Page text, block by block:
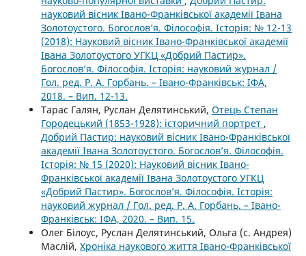
науковий вісник Івано-Франківської академії Івана
Золотоустого. Богослов’я. Філософія. Історія: № 12-13
(2018): Науковий вісник Івано-Франківської академії
Івана Золотоустого УГКЦ «Добрий Пастир».
Богослов’я. Філософія. Історія: науковий журнал /
Гол. ред. Р. А. Горбань. – Івано-Франківськ: ІФА,
2018. – Вип. 12-13.
Тарас Галян, Руслан Делятинський, Отець Степан
Городецький (1853-1928): історичний портрет ,
Добрий Пастир: науковий вісник Івано-Франківської
академії Івана Золотоустого. Богослов’я. Філософія.
Історія: № 15 (2020): Науковий вісник Івано-
Франківської академії Івана Золотоустого УГКЦ
«Добрий Пастир». Богослов’я. Філософія. Історія:
науковий журнал / Гол. ред. Р. А. Горбань. – Івано-
Франківськ: ІФА, 2020. – Вип. 15.
Олег Білоус, Руслан Делятинський, Ольга (с. Андрея)
Маслій, Хроніка наукового життя Івано-Франківської